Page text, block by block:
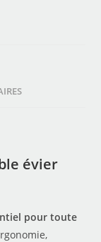
évier
pour toute